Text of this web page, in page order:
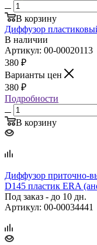
В корзину
Диффузор
В наличии
Артикул: 00-00020113
380 ₽
Варианты цен
380 ₽
Подробности
В корзину
Диффузор
D145 пластик ERA
Под заказ - до 10 дн.
Артикул: 00-00034441